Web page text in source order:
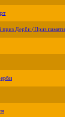
приз Дерби (Приз